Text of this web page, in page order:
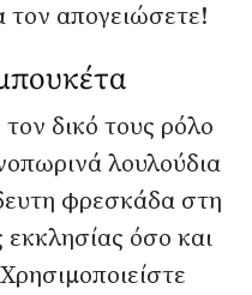
τον απογειώσετε!
δικό τους ρόλο
λουλούδια
φρεσκάδα στη
όσο και